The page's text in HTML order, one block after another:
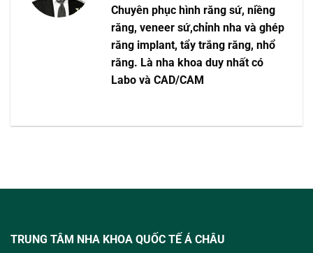
Chuyên phục hình răng sứ, niềng
răng, veneer sứ,chỉnh nha và ghép
răng implant, tẩy trắng răng, nhổ
răng. Là nha khoa duy nhất có
Labo và CAD/CAM
TRUNG TÂM NHA KHOA QUỐC TẾ Á CHÂU